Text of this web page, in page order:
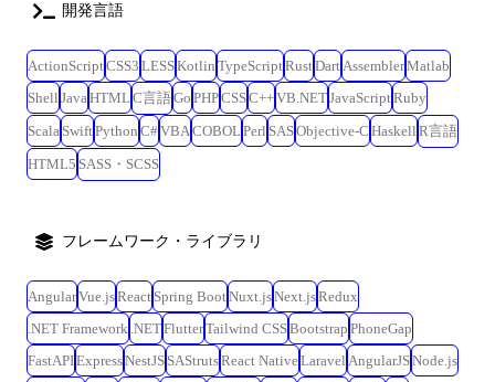
開発言語
ActionScriptCSS3 LESSKotlin TypeScriptRustDart AssemblerMatlab
Shell Java HTML C言語Go PHPCSSC++VB.NETJavaScriptRuby
Scala SwiftPython C#VBA COBOL Perl SASObjective-C Haskell R言語
HTML5 SASS・SCSS
フレームワーク・ライブラリ
AngularVue.jsReact Spring BootNuxt.jsNext.jsRedux
.NET Framework .NETFlutterTailwind CSSBootstrap PhoneGap
FastAPIExpressNestJS SAStrutsReact NativeLaravel AngularJSNode.js